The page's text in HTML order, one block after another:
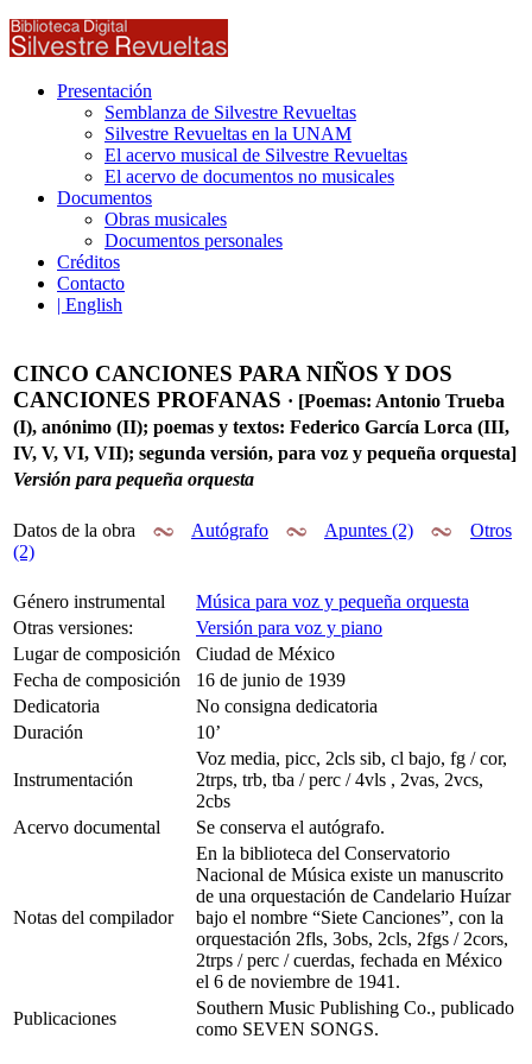
Presentación
Semblanza de Silvestre Revueltas
Silvestre Revueltas en la UNAM
El acervo musical de Silvestre Revueltas
El acervo de documentos no musicales
Documentos
Obras musicales
Documentos personales
Créditos
Contacto
| English
CINCO CANCIONES PARA NIÑOS Y DOS
CANCIONES PROFANAS · [Poemas: Antonio Trueba
(I), anónimo (II); poemas y textos: Federico García Lorca (III,
IV, V, VI, VII); segunda versión, para voz y pequeña orquesta]
Versión para pequeña orquesta
Datos de la obra Autógrafo Apuntes (2)
Otros
(2)
Género instrumental
Música para voz y pequeña orquesta
Otras versiones:
Versión para voz y piano
Lugar de composición
Ciudad de México
Fecha de composición
16 de junio de 1939
Dedicatoria
No consigna dedicatoria
Duración
10’
Instrumentación
Voz media, picc, 2cls sib, cl bajo, fg / cor,
2trps, trb, tba / perc / 4vls , 2vas, 2vcs,
2cbs
Acervo documental
Se conserva el autógrafo.
Notas del compilador
En la biblioteca del Conservatorio
Nacional de Música existe un manuscrito
de una orquestación de Candelario Huízar
bajo el nombre “Siete Canciones”, con la
orquestación 2fls, 3obs, 2cls, 2fgs / 2cors,
2trps / perc / cuerdas, fechada en México
el 6 de noviembre de 1941.
Publicaciones
Southern Music Publishing Co., publicado
como SEVEN SONGS.